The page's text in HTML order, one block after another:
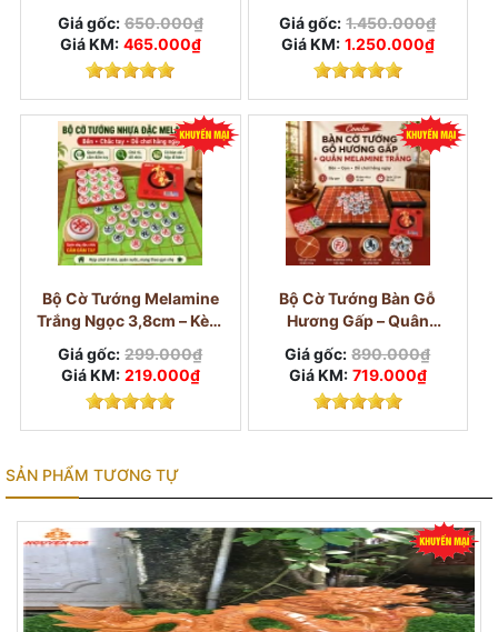
Melamine Trắng Ngọc
3,8cm
Giá gốc: 650.000₫
Giá KM: 465.000₫
Giá gốc: 1.450.000₫
Giá KM: 1.250.000₫
Bộ Cờ Tướng Melamine
Trắng Ngọc 3,8cm – Kèm
Bàn Vải Và Hộp
Giá gốc: 299.000₫
Giá KM: 219.000₫
Bộ Cờ Tướng Bàn Gỗ
Hương Gấp – Quân
Melamine Trắng Ngọc
3,8cm
Giá gốc: 890.000₫
Giá KM: 719.000₫
SẢN PHẨM TƯƠNG TỰ